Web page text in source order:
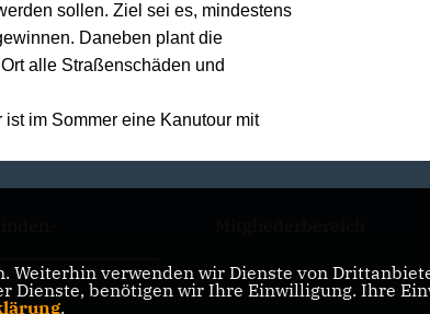
sollen. Ziel sei es, mindestens
Daneben plant die
alle Straßenschäden und
im Sommer eine Kanutour mit
Weiterhin verwenden wir Dienste von
Dienste, benötigen wir Ihre Einwilligung. Ihre
.